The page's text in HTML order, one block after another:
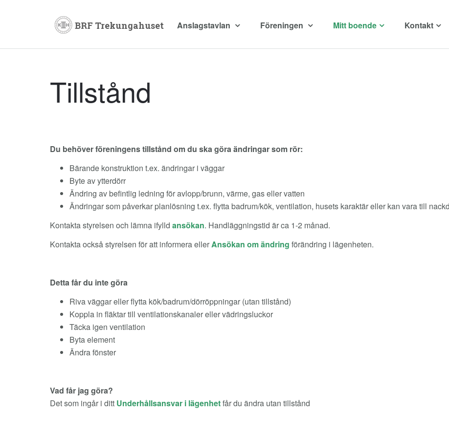
Anslagstavlan Föreningen Mitt boende Kontakt
Tillstånd
Du behöver föreningens tillstånd om du ska göra ändringar som rör:
Bärande konstruktion t.ex. ändringar i väggar
Byte av ytterdörr
Ändring av befintlig ledning för avlopp/brunn, värme, gas eller vatten
Ändringar som påverkar planlösning t.ex. flytta badrum/kök, ventilation, husets karaktär eller kan vara till
Kontakta styrelsen och lämna ifylld ansökan. Handläggningstid är ca 1-2 månad.
Kontakta också styrelsen för att informera ellerAnsökan om ändring förändring i lägenheten.
Detta får du inte göra
Riva väggar eller flytta kök/badrum/dörröppningar (utan tillstånd)
Koppla in fläktar till ventilationskanaler eller vädringsluckor
Täcka igen ventilation
Byta element
Ändra fönster
Vad får jag göra?
Det som ingår i ditt Underhållsansvar i lägenhetfår du ändra utan tillstånd